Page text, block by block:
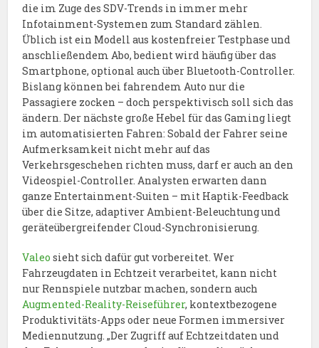
die im Zuge des SDV-Trends in immer mehr
Infotainment-Systemen zum Standard zählen.
Üblich ist ein Modell aus kostenfreier Testphase und
anschließendem Abo, bedient wird häufig über das
Smartphone, optional auch über Bluetooth-Controller.
Bislang können bei fahrendem Auto nur die
Passagiere zocken – doch perspektivisch soll sich das
ändern. Der nächste große Hebel für das Gaming liegt
im automatisierten Fahren: Sobald der Fahrer seine
Aufmerksamkeit nicht mehr auf das
Verkehrsgeschehen richten muss, darf er auch an den
Videospiel-Controller. Analysten erwarten dann
ganze Entertainment-Suiten – mit Haptik-Feedback
über die Sitze, adaptiver Ambient-Beleuchtung und
geräteübergreifender Cloud-Synchronisierung.
Valeo sieht sich dafür gut vorbereitet. Wer
Fahrzeugdaten in Echtzeit verarbeitet, kann nicht
nur Rennspiele nutzbar machen, sondern auch
Augmented-Reality-Reiseführer, kontextbezogene
Produktivitäts-Apps oder neue Formen immersiver
Mediennutzung. „Der Zugriff auf Echtzeitdaten und